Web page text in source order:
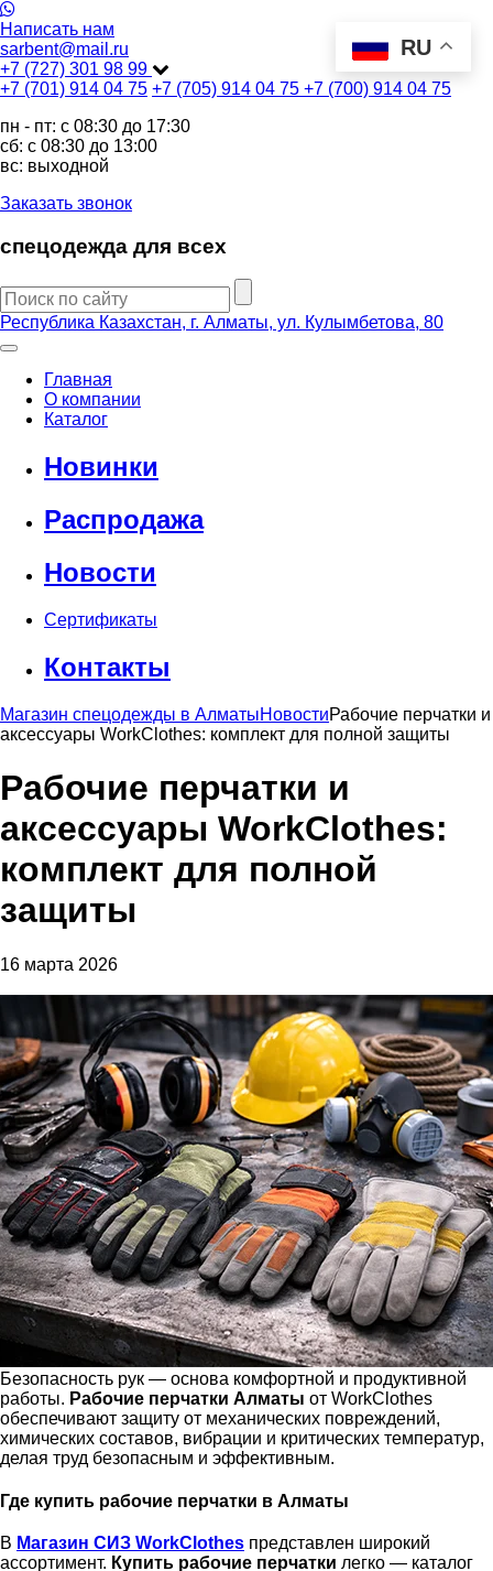
Написать нам
sarbent@mail.ru
+7 (727) 301 98 99
+7 (701) 914 04 75 +7 (705) 914 04 75 +7 (700) 914 04 75
пн - пт: c 08:30 до 17:30
сб: c 08:30 до 13:00
вс: выходной
Заказать звонок
спецодежда для всех
Республика Казахстан, г. Алматы, ул. Кулымбетова, 80
Главная
О компании
Каталог
Новинки
Распродажа
Новости
Сертификаты
Контакты
Магазин спецодежды в АлматыНовостиРабочие перчатки и
аксессуары WorkClothes: комплект для полной защиты
Рабочие перчатки и
аксессуары WorkClothes:
комплект для полной
защиты
16 марта 2026
Безопасность рук — основа комфортной и продуктивной
работы. Рабочие перчатки Алматы от WorkClothes
обеспечивают защиту от механических повреждений,
химических составов, вибрации и критических температур,
делая труд безопасным и эффективным.
Где купить рабочие перчатки в Алматы
В Магазин СИЗ WorkClothes представлен широкий
ассортимент. Купить рабочие перчатки легко — каталог
RU